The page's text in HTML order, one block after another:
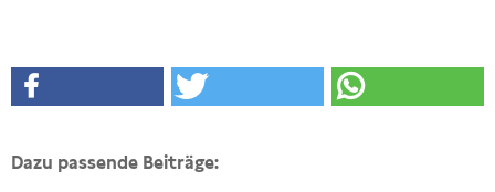
Dazu passende Beiträge: